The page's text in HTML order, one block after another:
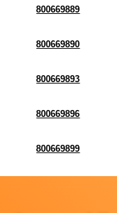
800669889
800669890
800669893
800669896
800669899